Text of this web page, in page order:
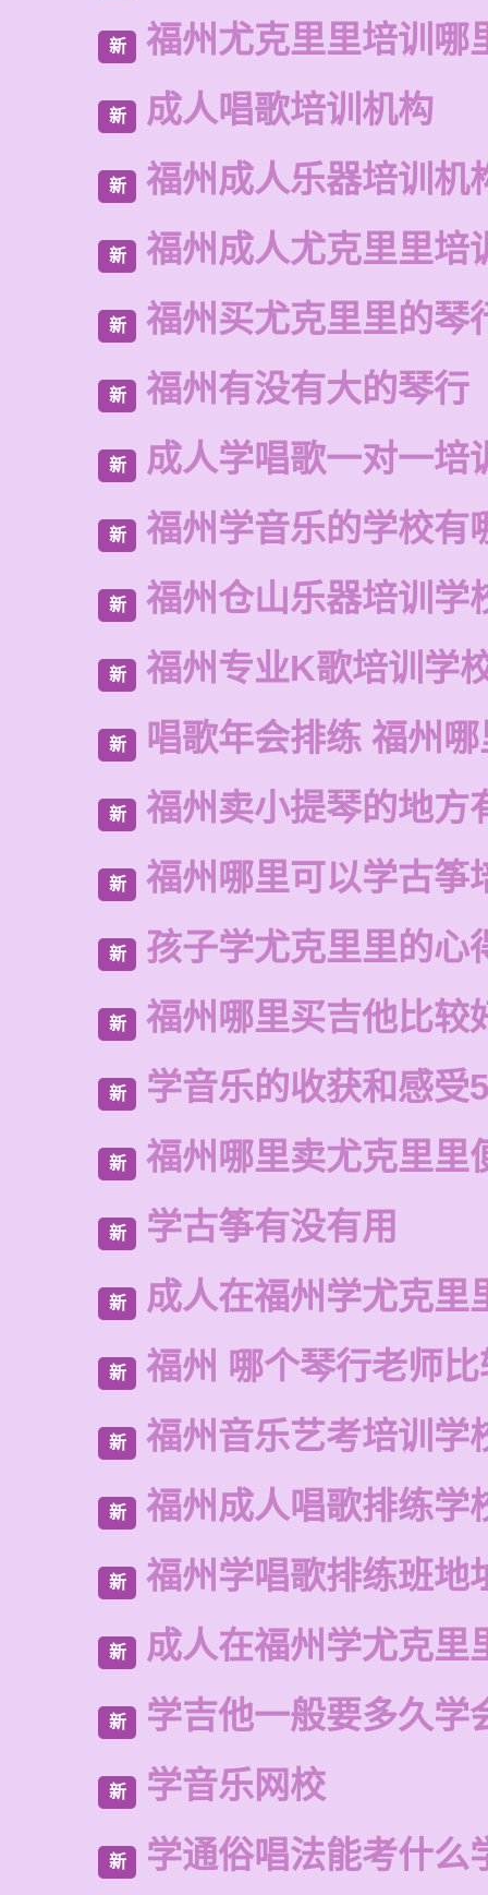
新 福州尤克里里培训哪
新 成人唱歌培训机构
新 福州成人乐器培训机
新 福州成人尤克里里培
新 福州买尤克里里的琴
新 福州有没有大的琴行
新 成人学唱歌一对一培
新 福州学音乐的学校有
新 福州仓山乐器培训学
新 福州专业K歌培训学
新 唱歌年会排练 福州
新 福州卖小提琴的地方
新 福州哪里可以学古筝
新 孩子学尤克里里的心
新 福州哪里买吉他比较
新 学音乐的收获和感受
新 福州哪里卖尤克里里
新 学古筝有没有用
新 成人在福州学尤克里
新 福州 哪个琴行老师
新 福州音乐艺考培训学
新 福州成人唱歌排练学
新 福州学唱歌排练班地
新 成人在福州学尤克里
新 学吉他一般要多久学
新 学音乐网校
新 学通俗唱法能考什么